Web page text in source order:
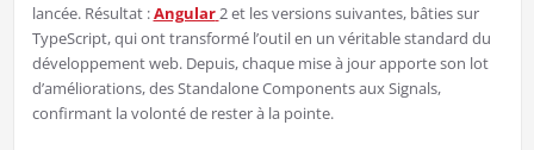
lancée. Résultat :Angular2 et les versions suivantes, bâties sur
TypeScript, qui ont transformé l’outil en un véritable standard du
développement web. Depuis, chaque mise à jour apporte son lot
d’améliorations, des Standalone Components aux Signals,
confirmant la volonté de rester à la pointe.